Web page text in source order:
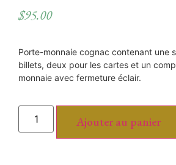
$95.00
Porte-monnaie cognac contenant une
billets, deux pour les cartes et un
monnaie avec fermeture éclair.
Ajouter au panier